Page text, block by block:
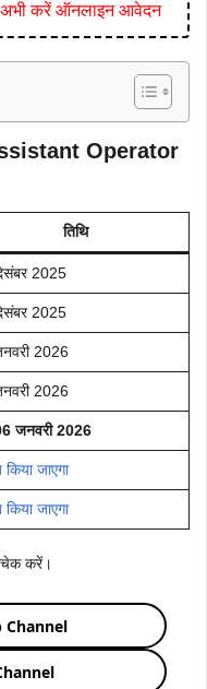
अभी करें ऑनलाइन आवेदन
Operator
तिथि
2025
2025
2026
2026
जनवरी 2026
जाएगा
जाएगा
करें।
Channel